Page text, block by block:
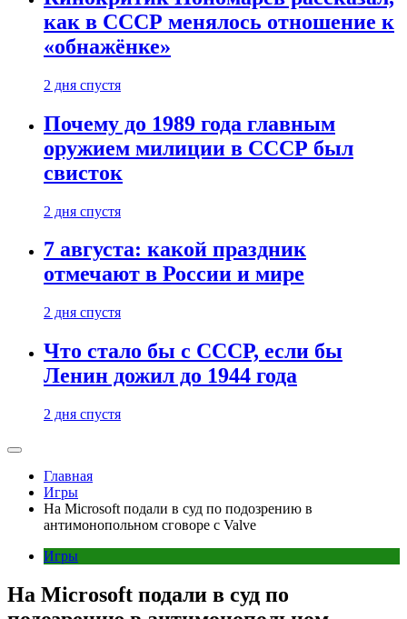
как в СССР менялось отношение к
«обнажёнке»
2 дня спустя
Почему до 1989 года главным
оружием милиции в СССР был
свисток
2 дня спустя
7 августа: какой праздник
отмечают в России и мире
2 дня спустя
Что стало бы с СССР, если бы
Ленин дожил до 1944 года
2 дня спустя
Главная
Игры
На Microsoft подали в суд по подозрению в
антимонопольном сговоре с Valve
Игры
На Microsoft подали в суд по